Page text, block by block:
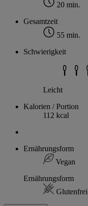
20 min.
Gesamtzeit
55 min.
Schwierigkeit
Leicht
Kalorien / Portion
112 kcal
Ernährungsform
Vegan
Ernährungsform
Glutenfrei